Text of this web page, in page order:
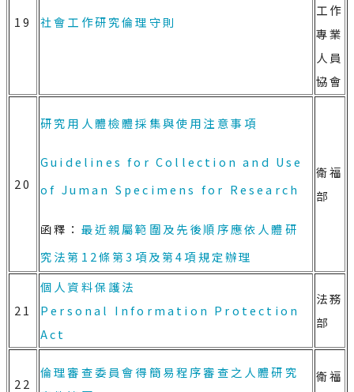
19 社會工作研究倫理守則
工作
專業
人員
協會
20
研究用人體檢體採集與使用注意事項
Guidelines for Collection and Use
of Juman Specimens for Research
函釋： 最近親屬範圍及先後順序應依人體研
究法第12條第3項及第4項規定辦理
衛福
部
21
個人資料保護法
Personal Information Protection
Act
法務
部
22
倫理審查委員會得簡易程序審查之人體研究
衛福